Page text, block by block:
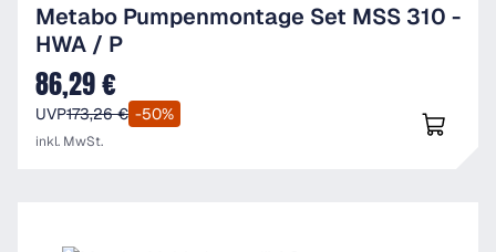
Metabo Pumpenmontage Set MSS 310 -
HWA / P
Verkaufspreis:
86,29 €
UVP173,26 € -50%
inkl. MwSt.